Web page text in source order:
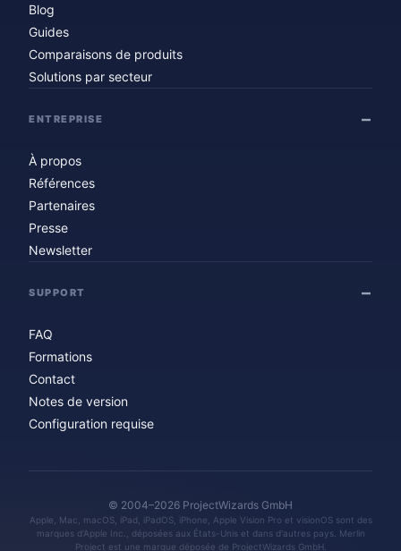
Blog
Guides
Comparaisons de produits
Solutions par secteur
ENTREPRISE
À propos
Références
Partenaires
Presse
Newsletter
SUPPORT
FAQ
Formations
Contact
Notes de version
Configuration requise
© 2004–2026 ProjectWizards GmbH
Apple, Mac, macOS, iPad, iPadOS, iPhone, Apple Vision Pro et visionOS sont des
marques d'Apple Inc., déposées aux États-Unis et dans d'autres pays. Merlin
Project est une marque déposée de ProjectWizards GmbH.